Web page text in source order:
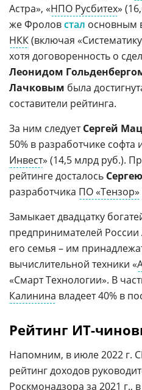
Астра», «НПО Русбитех»
же Фроловстал основным
НКК(включая
хотя договоренность о
Леонидом
Лачковым была
составители рейтинга.
За ним следуетСергей
50% в разработчике софта
Инвест» (14,5 млрд руб.).
рейтинге досталось
разработчика ПО «Тензор»
Замыкает двадцатку
предпринимателей России
его семья – им
вычислительной техники «
«Смарт Технологии». В
Калинина владеет 40% в
Рейтинг ИТ-
Напомним, в июле 2022 г.
рейтинг доходов
Роскмонадзора за 2021 г.,